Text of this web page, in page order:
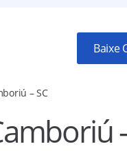
Baixe
– SC